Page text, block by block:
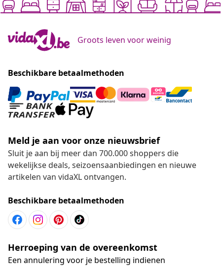
Groots leven voor weinig
Beschikbare betaalmethoden
Meld je aan voor onze nieuwsbrief
Sluit je aan bij meer dan 700.000 shoppers die
wekelijkse deals, seizoensaanbiedingen en nieuwe
artikelen van vidaXL ontvangen.
Beschikbare betaalmethoden
Herroeping van de overeenkomst
Een annulering voor je bestelling indienen